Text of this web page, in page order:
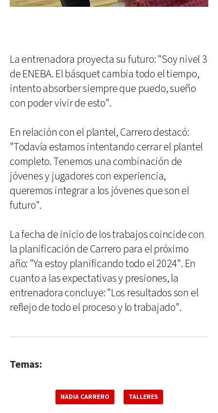
La entrenadora proyecta su futuro: "Soy nivel 3
de ENEBA. El básquet cambia todo el tiempo,
intento absorber siempre que puedo, sueño
con poder vivir de esto".
En relación con el plantel, Carrero destacó:
"Todavía estamos intentando cerrar el plantel
completo. Tenemos una combinación de
jóvenes y jugadores con experiencia,
queremos integrar a los jóvenes que son el
futuro".
La fecha de inicio de los trabajos coincide con
la planificación de Carrero para el próximo
año: "Ya estoy planificando todo el 2024". En
cuanto a las expectativas y presiones, la
entrenadora concluye: "Los resultados son el
reflejo de todo el proceso y lo trabajado".
Temas:
NADIA CARRERO TALLERES